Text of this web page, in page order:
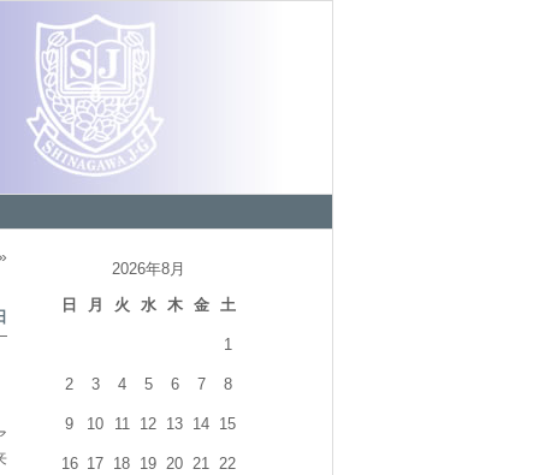
2026年8月
日
月 火 水 木 金 土
1
2 3 4 5 6 7 8
9 10 11 12 13 14 15
16 17 18 19 20 21 22